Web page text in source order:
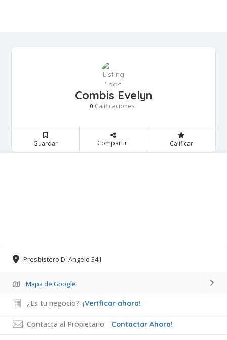
Combis Evelyn
0 Calificaciones
Guardar Compartir Calificar
Presbístero D' Angelo 341
Mapa de Google
¿Es tu negocio? ¡Verificar ahora!
Contacta al Propietario Contactar Ahora!